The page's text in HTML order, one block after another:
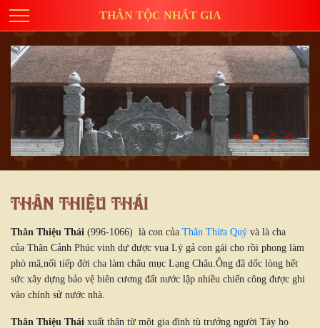
THÂN TỘC NHẤT GIA
Thân Thiệu Thái
Thân Thiệu Thái (996-1066) là con của Thân Thừa Quý và là cha
của Thân Cảnh Phúc vinh dự được vua Lý gả con gái cho rồi phong làm
phò mã,nối tiếp đời cha làm châu mục Lạng Châu.Ông đã dốc lòng hết
sức xây dựng bảo vệ biên cương đất nước lập nhiều chiến công được ghi
vào chính sử nước nhà.
Thân Thiệu Thái xuất thân từ một gia đình tù trưởng người Tày họ